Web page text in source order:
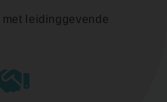
leidinggevende